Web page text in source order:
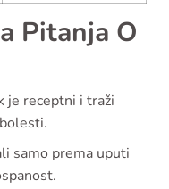
Pitanja O
je receptni i traži
samo prema uputi